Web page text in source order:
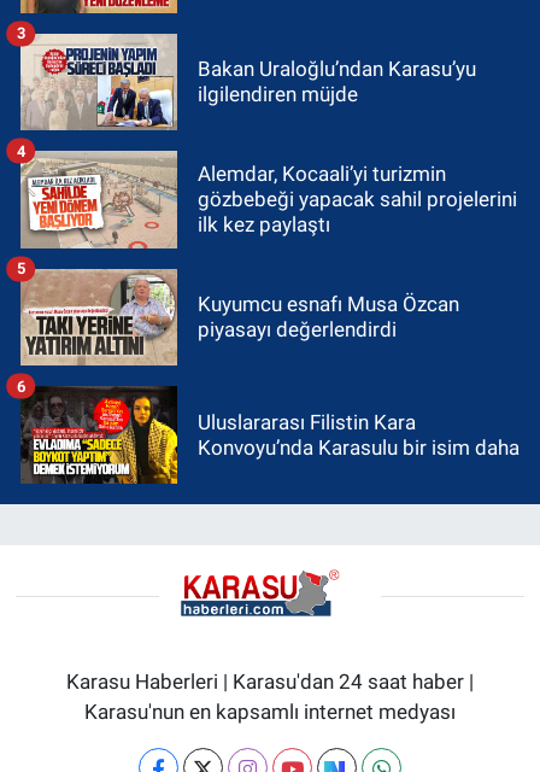
Bakan Uraloğlu’ndan Karasu’yu
ilgilendiren müjde
3
Alemdar, Kocaali’yi turizmin
gözbebeği yapacak sahil projelerini
ilk kez paylaştı
4
Kuyumcu esnafı Musa Özcan
piyasayı değerlendirdi
5
Uluslararası Filistin Kara
Konvoyu’nda Karasulu bir isim daha
6
Karasu Haberleri | Karasu'dan 24 saat haber |
Karasu'nun en kapsamlı internet medyası